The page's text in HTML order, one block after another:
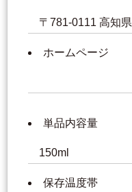
〒781-0111 高知県
ホームページ
単品内容量
150ml
保存温度帯